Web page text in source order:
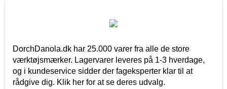
DorchDanola.dk har 25.000 varer fra alle de store
værktøjsmærker. Lagervarer leveres på 1-3 hverdage,
og i kundeservice sidder der fageksperter klar til at
rådgive dig. Klik her for at se deres udvalg.